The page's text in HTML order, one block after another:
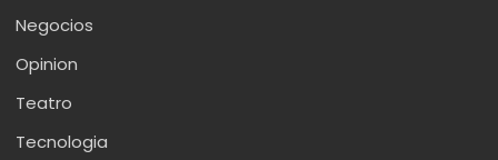
Negocios
Opinion
Teatro
Tecnologia